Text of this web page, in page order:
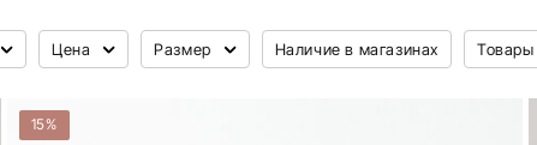
Цена Размер Наличие в магазинах Товары
15%